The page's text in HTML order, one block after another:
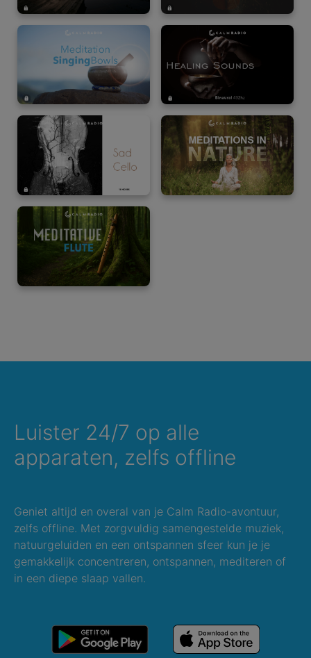
Luister 24/7 op alle
apparaten, zelfs offline
Geniet altijd en overal van je Calm Radio-avontuur,
zelfs offline. Met zorgvuldig samengestelde muziek,
natuurgeluiden en een ontspannen sfeer kun je je
gemakkelijk concentreren, ontspannen, mediteren of
in een diepe slaap vallen.